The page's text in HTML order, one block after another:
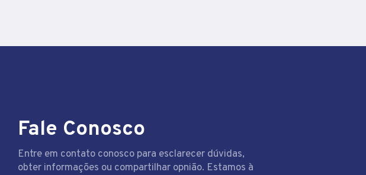
Fale Conosco
Entre em contato conosco para esclarecer dúvidas,
obter informações ou compartilhar opnião. Estamos à